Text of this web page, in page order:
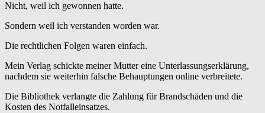
Nicht, weil ich gewonnen hatte.
Sondern weil ich verstanden worden war.
Die rechtlichen Folgen waren einfach.
Mein Verlag schickte meiner Mutter eine Unterlassungserklärung,
nachdem sie weiterhin falsche Behauptungen online verbreitete.
Die Bibliothek verlangte die Zahlung für Brandschäden und die
Kosten des Notfalleinsatzes.